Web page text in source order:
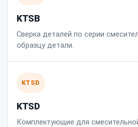
KTSB
Сверка деталей по серии
образцу детали.
KTSD
KTSD
Комплектующие для